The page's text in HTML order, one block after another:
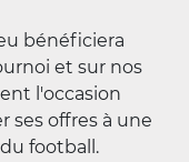
bénéficiera
et sur nos
l'occasion
ses offres à une
football.